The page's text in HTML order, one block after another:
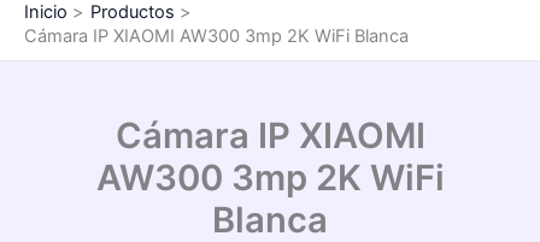
Inicio
Productos
Cámara IP XIAOMI AW300 3mp 2K WiFi Blanca
Cámara IP XIAOMI
AW300 3mp 2K WiFi
Blanca